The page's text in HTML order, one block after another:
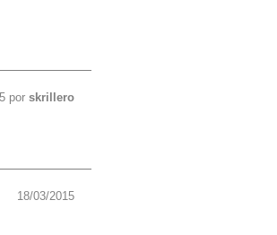
por skrillero
18/03/2015